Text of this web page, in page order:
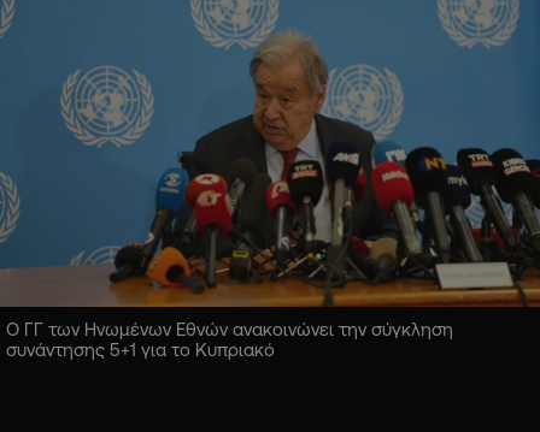
Ο ΓΓ των Ηνωμένων Εθνών ανακοινώνει την σύγκληση
συνάντησης 5+1 για το Κυπριακό